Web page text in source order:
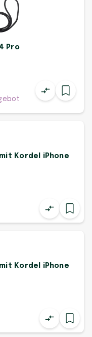
Pro
mit Kordel iPhone
mit Kordel iPhone